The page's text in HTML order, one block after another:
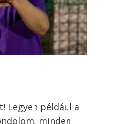
Legyen például a
minden